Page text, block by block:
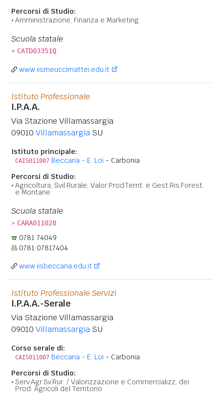
Percorsi di Studio:
Amministrazione, Finanza e Marketing
Scuola statale
» CATD03351Q
www.iismeuccimattei.edu.it
Istituto Professionale
I.P.A.A.
Via Stazione Villamassargia
09010 Villamassargia SU
Istituto principale:
CAIS011007 Beccaria - E. Loi - Carbonia
Percorsi di Studio:
Agricoltura, Svil.Rurale, Valor.Prod.Territ. e Gest.Ris.Forest.
e Montane
Scuola statale
» CARA011028
0781 74049
0781 07817404
www.iisbeccaria.edu.it
Istituto Professionale Servizi
I.P.A.A.-Serale
Via Stazione Villamassargia
09010 Villamassargia SU
Corso serale di:
CAIS011007 Beccaria - E. Loi - Carbonia
Percorsi di Studio:
Serv.Agr.Sv.Rur. / Valorizzazione e Commercializz. dei
Prod. Agricoli del Territorio